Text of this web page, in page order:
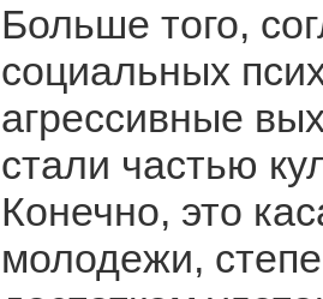
Больше того,
социальных
агрессивные
стали частью
Конечно, это
молодежи,